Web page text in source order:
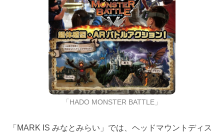
「HADO MONSTER BATTLE」
「MARK IS みなとみらい」では、ヘッドマウントディス